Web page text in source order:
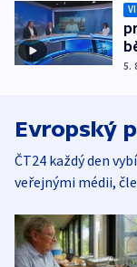
5.
Evropský
ČT24 každý den
veřejnými médii,